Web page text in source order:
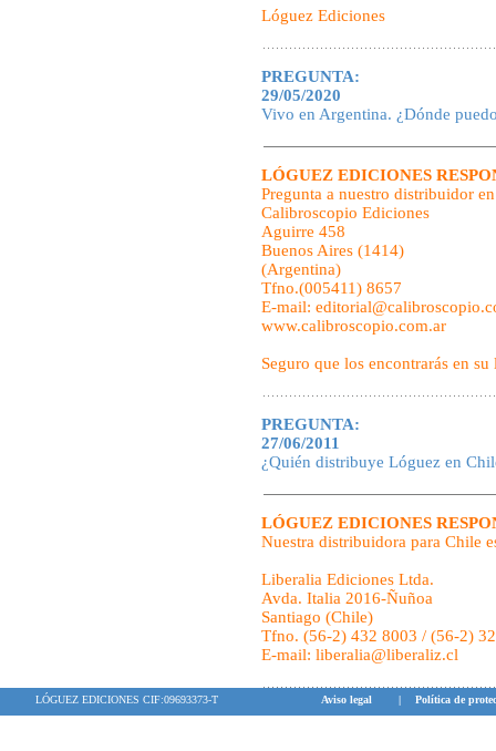
Lóguez Ediciones
PREGUNTA:
29/05/2020
Vivo en Argentina. ¿Dónde
LÓGUEZ EDICIONES
Pregunta a nuestro distribuidor
Calibroscopio Ediciones
Aguirre 458
Buenos Aires (1414)
(Argentina)
Tfno.(005411) 8657
E-mail:
www.calibroscopio.com.ar
Seguro que los encontrarás en
PREGUNTA:
27/06/2011
¿Quién distribuye Lóguez en
LÓGUEZ EDICIONES
Nuestra distribuidora para Chile
Liberalia Ediciones Ltda.
Avda. Italia 2016-Ñuñoa
Santiago (Chile)
Tfno. (56-2) 432 8003 / (56-2)
E-mail: liberalia@liberaliz.cl
LÓGUEZ EDICIONES CIF:09693373-T Aviso legal | Política de